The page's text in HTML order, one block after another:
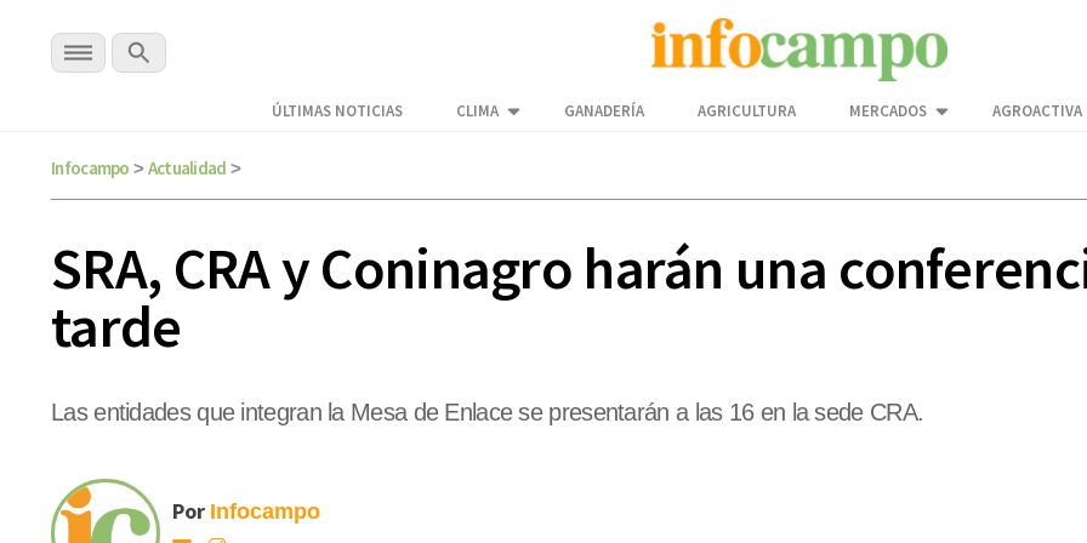
ÚLTIMAS NOTICIAS CLIMA GANADERÍA AGRICULTURA MERCADOS AGROACTIVA
Infocampo > Actualidad >
SRA, CRA y Coninagro harán una
tarde
Las entidades que integran la Mesa de Enlace se presentarán a las 16 en la sede CRA.
Por Infocampo